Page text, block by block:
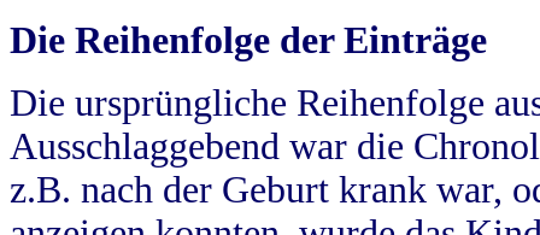
Die Reihenfolge der Einträge
Die ursprüngliche Reihenfolge
Ausschlaggebend war die
z.B. nach der Geburt krank war,